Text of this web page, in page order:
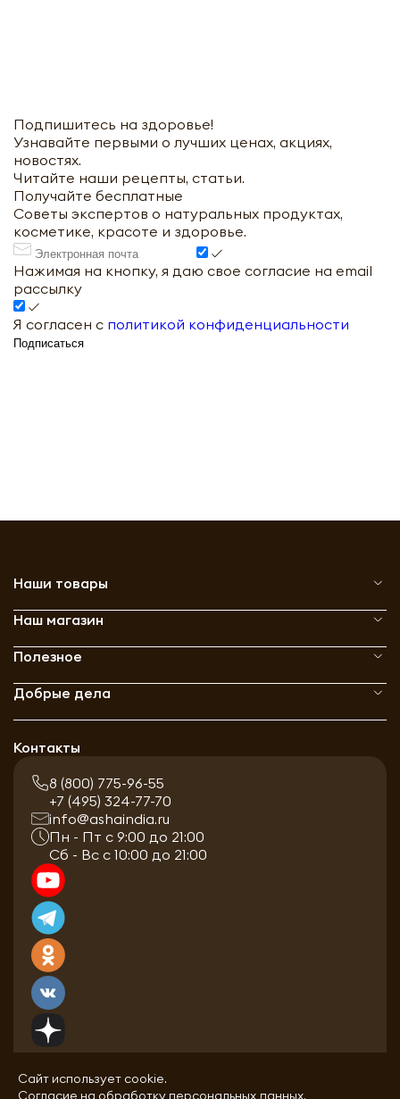
Подпишитесь на здоровье!
Узнавайте первыми о лучших ценах, акциях,
новостях.
Читайте наши рецепты, статьи.
Получайте бесплатные
Советы экспертов о натуральных продуктах,
косметике, красоте и здоровье.
Нажимая на кнопку, я даю свое согласие на email
рассылку
Я согласен с политикой конфиденциальности
Подписаться
Наши товары
Наш магазин
Полезное
Добрые дела
Контакты
8 (800) 775-96-55
+7 (495) 324-77-70
info@ashaindia.ru
Пн - Пт с 9:00 до 21:00
Сб - Вс с 10:00 до 21:00
Сайт использует cookie.
Согласие на обработку персональных данных.